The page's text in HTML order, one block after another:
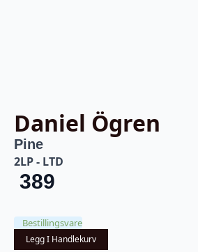
Daniel Ögren
Pine
2LP - LTD
389
Bestillingsvare
Legg I Handlekurv